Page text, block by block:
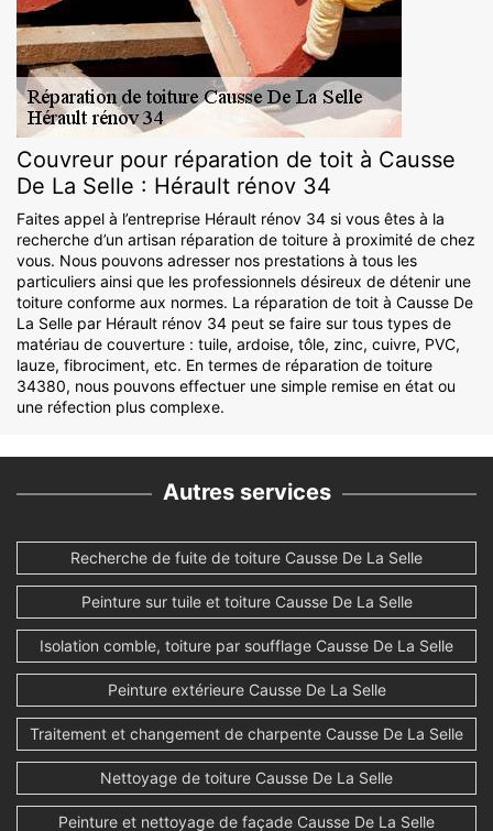
Couvreur pour réparation de toit à Causse
De La Selle : Hérault rénov 34
Faites appel à l’entreprise Hérault rénov 34 si vous êtes à la
recherche d’un artisan réparation de toiture à proximité de chez
vous. Nous pouvons adresser nos prestations à tous les
particuliers ainsi que les professionnels désireux de détenir une
toiture conforme aux normes. La réparation de toit à Causse De
La Selle par Hérault rénov 34 peut se faire sur tous types de
matériau de couverture : tuile, ardoise, tôle, zinc, cuivre, PVC,
lauze, fibrociment, etc. En termes de réparation de toiture
34380, nous pouvons effectuer une simple remise en état ou
une réfection plus complexe.
Autres services
Recherche de fuite de toiture Causse De La Selle
Peinture sur tuile et toiture Causse De La Selle
Isolation comble, toiture par soufflage Causse De La Selle
Peinture extérieure Causse De La Selle
Traitement et changement de charpente Causse De La Selle
Nettoyage de toiture Causse De La Selle
Peinture et nettoyage de façade Causse De La Selle